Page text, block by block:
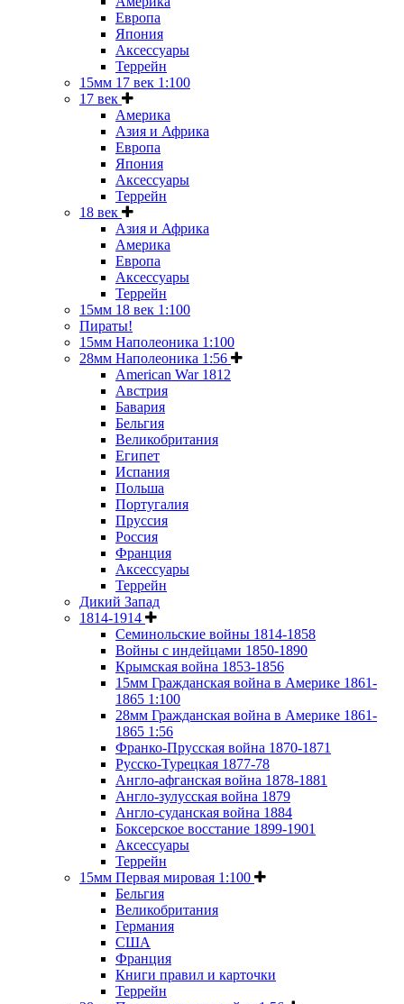
Европа
Япония
Аксессуары
Террейн
15мм 17 век 1:100
17 век
Америка
Азия и Африка
Европа
Япония
Аксессуары
Террейн
18 век
Азия и Африка
Америка
Европа
Аксессуары
Террейн
15мм 18 век 1:100
Пираты!
15мм Наполеоника 1:100
28мм Наполеоника 1:56
American War 1812
Австрия
Бавария
Бельгия
Великобритания
Египет
Испания
Польша
Португалия
Пруссия
Россия
Франция
Аксессуары
Террейн
Дикий Запад
1814-1914
Семинольские войны 1814-1858
Войны с индейцами 1850-1890
Крымская война 1853-1856
15мм Гражданская война в Америке 1861-
1865 1:100
28мм Гражданская война в Америке 1861-
1865 1:56
Франко-Прусская война 1870-1871
Русско-Турецкая 1877-78
Англо-афганская война 1878-1881
Англо-зулусская война 1879
Англо-суданская война 1884
Боксерское восстание 1899-1901
Аксессуары
Террейн
15мм Первая мировая 1:100
Бельгия
Великобритания
Германия
США
Франция
Книги правил и карточки
Террейн